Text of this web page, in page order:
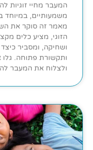
המעבר מחיי זוגיות
משמעותיים, במיוחד
מאמר זה סוקר את
הזוגי, מציע כלים
ושחיקה, ומסביר כיצד
ותקשורת פתוחה.
ולצלוח את המעבר